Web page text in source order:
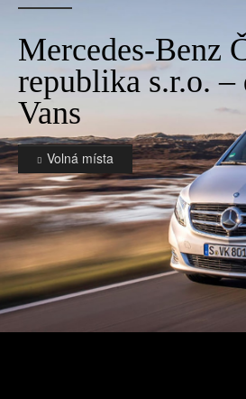
Mercedes-Benz
republika s.r.o.
Vans
Volná místa